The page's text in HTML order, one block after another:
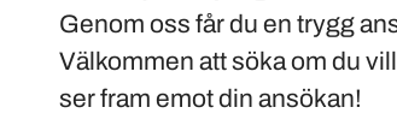
Genom oss får du en trygg
Välkommen att söka om du
ser fram emot din ansökan!